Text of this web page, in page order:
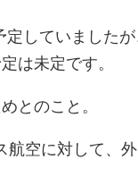
していました
は未定です。
とのこと。
空に対して、